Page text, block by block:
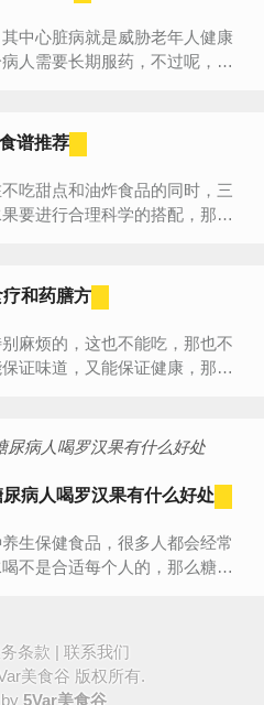
中心脏病就是威胁老年人健康
人需要长期服药，不过呢，除
谱推荐
吃甜点和油炸食品的同时，三
要进行合理科学的搭配，那么
和药膳方
麻烦的，这也不能吃，那也不
证味道，又能保证健康，那么
病人喝罗汉果有什么好处
生保健食品，很多人都会经常
不是合适每个人的，那么糖尿
条款 | 联系我们
美食谷 版权所有.
5Var美食谷